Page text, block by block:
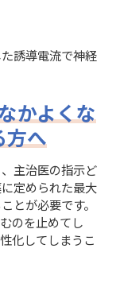
誘導電流で神経
かよくな
方へ
主治医の指示ど
定められた最大
とが必要です。
のを止めてし
化してしまうこ